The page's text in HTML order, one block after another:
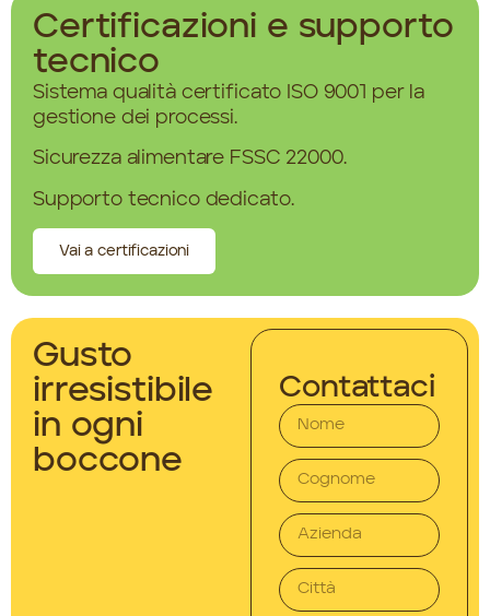
Certificazioni e supporto
tecnico
Sistema qualità certificato ISO 9001 per la
gestione dei processi.
Sicurezza alimentare FSSC 22000.
Supporto tecnico dedicato.
Vai a certificazioni
Gusto
irresistibile
in ogni
boccone
Contattaci